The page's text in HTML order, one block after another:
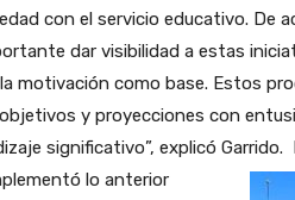
con el servicio educativo. De
dar visibilidad a estas
motivación como base. Estos
y proyecciones con
significativo”, explicó Garrido.
lo anterior